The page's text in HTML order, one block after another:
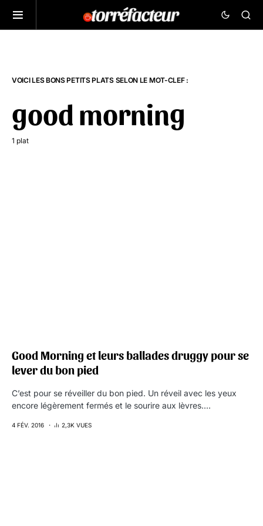
VOICI LES BONS PETITS PLATS SELON LE MOT-CLEF :
good morning
1 plat
Good Morning et leurs ballades druggy pour se
lever du bon pied
C’est pour se réveiller du bon pied. Un réveil avec les yeux
encore légèrement fermés et le sourire aux lèvres.…
4 FÉV. 2016 2,3K VUES